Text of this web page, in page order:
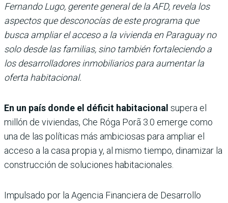
Fernando Lugo, gerente general de la AFD, revela los
aspectos que desconocías de este programa que
busca ampliar el acceso a la vivienda en Paraguay no
solo desde las familias, sino también fortaleciendo a
los desarrolladores inmobiliarios para aumentar la
oferta habitacional.
En un país donde el déficit habitacional supera el
millón de viviendas, Che Róga Porã 3.0 emerge como
una de las políticas más ambiciosas para ampliar el
acceso a la casa propia y, al mismo tiempo, dinamizar la
construcción de soluciones habitacionales.
Impulsado por la Agencia Financiera de Desarrollo